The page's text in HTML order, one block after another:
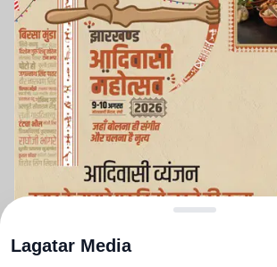
Lagatar Media